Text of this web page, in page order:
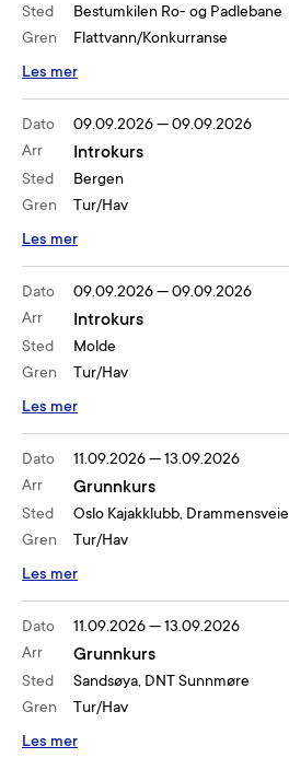
Sted
Gren
Bestumkilen Ro- og Padlebane
Flattvann/Konkurranse
Les mer
Dato
Arr
Sted
Gren
09.09.2026—09.09.2026
Introkurs
Bergen
Tur/Hav
Les mer
Dato
Arr
Sted
Gren
09.09.2026—09.09.2026
Introkurs
Molde
Tur/Hav
Les mer
Dato
Arr
Sted
Gren
11.09.2026—13.09.2026
Grunnkurs
Oslo Kajakklubb,
Tur/Hav
Les mer
Dato
Arr
Sted
Gren
11.09.2026—13.09.2026
Grunnkurs
Sandsøya, DNT Sunnmøre
Tur/Hav
Les mer